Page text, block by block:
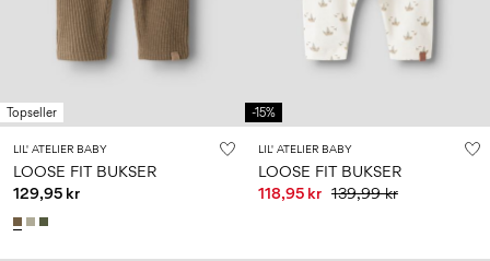
Topseller
LIL' ATELIER BABY
LOOSE FIT BUKSER
129,95 kr
-15%
LIL' ATELIER BABY
LOOSE FIT BUKSER
118,95 kr 139,99 kr